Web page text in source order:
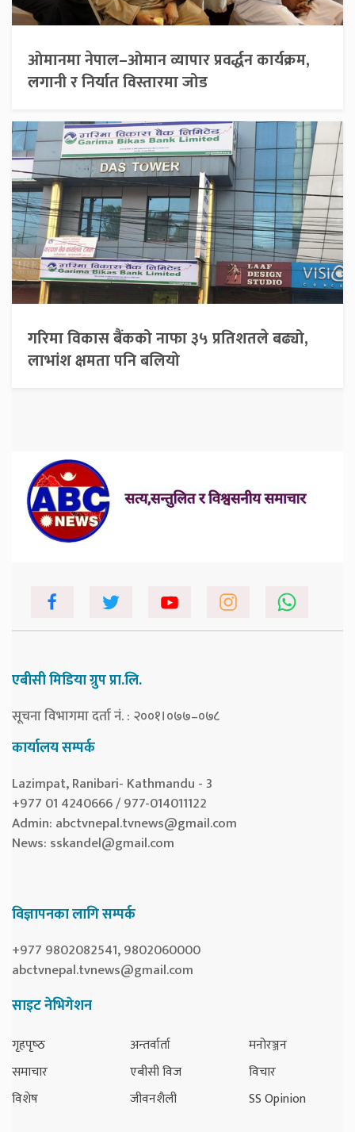
ओमानमा नेपाल–ओमान व्यापार प्रवर्द्धन कार्यक्रम,
लगानी र निर्यात विस्तारमा जोड
गरिमा विकास बैंकको नाफा ३५ प्रतिशतले बढ्यो,
लाभांश क्षमता पनि बलियो
एबीसी मिडिया ग्रुप प्रा.लि.
सूचना विभागमा दर्ता नं. : २००१।०७७–०७८
कार्यालय सम्पर्क
Lazimpat, Ranibari- Kathmandu - 3
+977 01 4240666 / 977-014011122
Admin: abctvnepal.tvnews@gmail.com
News: sskandel@gmail.com
विज्ञापनका लागि सम्पर्क
+977 9802082541, 9802060000
abctvnepal.tvnews@gmail.com
साइट नेभिगेशन
गृहपृष्‍ठ
समाचार
विशेष
अन्तर्वार्ता
एबीसी विज
जीवनशैली
मनोरञ्जन
विचार
SS Opinion